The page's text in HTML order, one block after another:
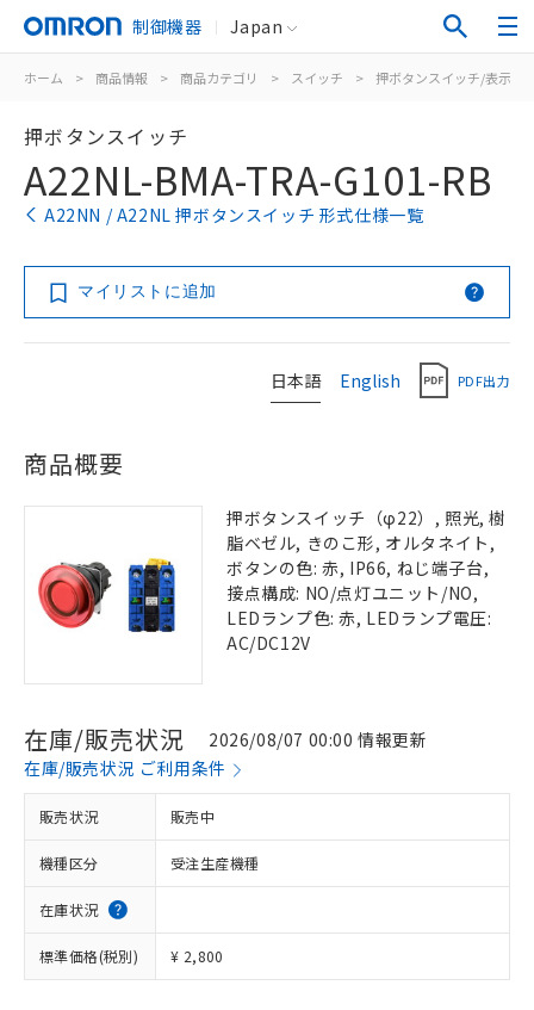
制御機器 Japan
ホーム > 商品情報 > 商品カテゴリ > スイッチ > 押ボタンスイッチ/表示灯
押ボタンスイッチ
A22NL-BMA-TRA-G101-RB
A22NN / A22NL 押ボタンスイッチ 形式仕様一覧
マイリストに追加
日本語 English PDF出力
商品概要
押ボタンスイッチ（φ22）, 照光, 樹
脂ベゼル, きのこ形, オルタネイト,
ボタンの色: 赤, IP66, ねじ端子台,
接点構成: NO/点灯ユニット/NO,
LEDランプ色: 赤, LEDランプ電圧:
AC/DC12V
在庫/販売状況
2026/08/07 00:00 情報更新
在庫/販売状況 ご利用条件
販売状況 販売中
機種区分 受注生産機種
在庫状況
標準価格(税別) ¥ 2,800